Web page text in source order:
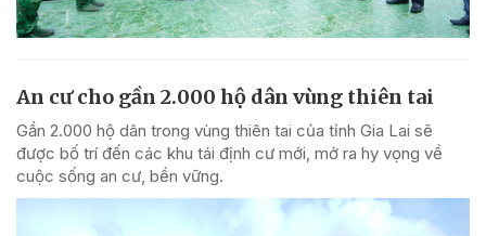
An cư cho gần 2.000 hộ dân vùng thiên tai
Gần 2.000 hộ dân trong vùng thiên tai của tỉnh Gia Lai sẽ
được bố trí đến các khu tái định cư mới, mở ra hy vọng về
cuộc sống an cư, bền vững.